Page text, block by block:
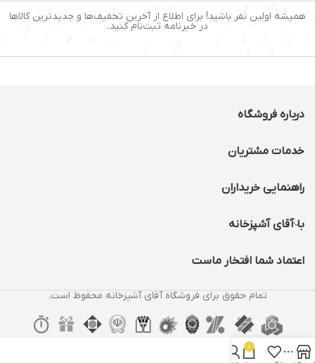
جمع شدن دستگاه برای
دقیقه
مخزن اب جدا شونده:دارد
دارای صدای بسیار کم
توان مصرفی:2500 وات
HEPA
همیشه اولین نفر باشید! برای اطلاع از آخرین تخفیف‌ها و جدیدترین کالاها
در خبرنامه ثبت‌نام کنید.
درباره فروشگاه
خدمات مشتریان
راهنمایی خریداران
با آقای آشپزخانه
اعتماد شما افتخار ماست
تمام حقوق برای فروشگاه آقای آشپزخانه محفوظ است.
0